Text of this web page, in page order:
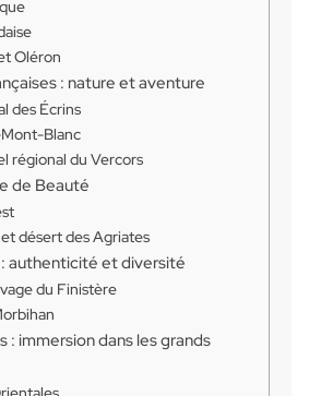
Oléron
: nature et aventure
des Écrins
Blanc
régional du Vercors
de Beauté
désert des Agriates
authenticité et diversité
du Finistère
: immersion dans les grands